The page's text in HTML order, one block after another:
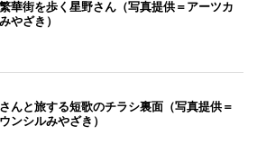
華街を歩く星野さん（写真提供＝アーツカ
やざき）
んと旅する短歌のチラシ裏面（写真提供＝
ンシルみやざき）